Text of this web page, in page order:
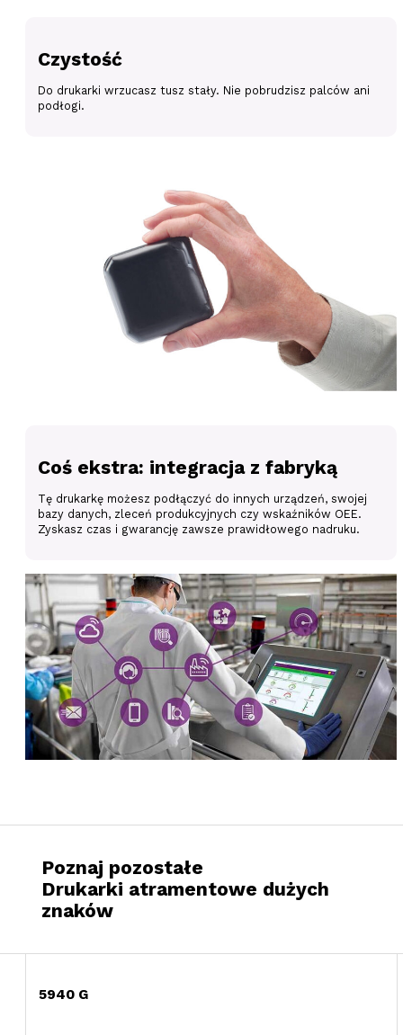
Czystość
Do drukarki wrzucasz tusz stały. Nie pobrudzisz palców ani
podłogi.
Coś ekstra: integracja z fabryką
Tę drukarkę możesz podłączyć do innych urządzeń, swojej
bazy danych, zleceń produkcyjnych czy wskaźników OEE.
Zyskasz czas i gwarancję zawsze prawidłowego nadruku.
Poznaj pozostałe
Drukarki atramentowe dużych
znaków
5940 G